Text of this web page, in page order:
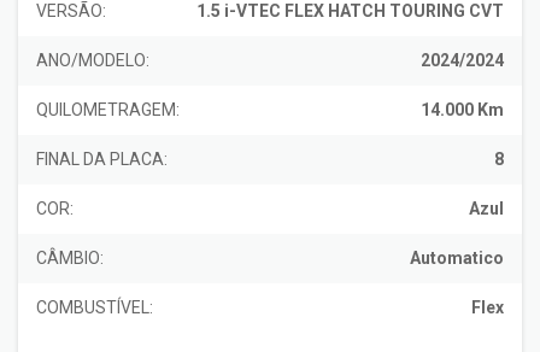
VERSÃO: 1.5 i-VTEC FLEX HATCH TOURING CVT
ANO/MODELO: 2024/2024
QUILOMETRAGEM: 14.000 Km
FINAL DA PLACA: 8
COR: Azul
CÂMBIO: Automatico
COMBUSTÍVEL: Flex